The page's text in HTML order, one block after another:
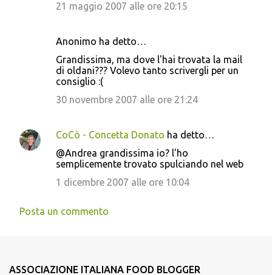
21 maggio 2007 alle ore 20:15
Anonimo ha detto…
Grandissima, ma dove l'hai trovata la mail
di oldani??? Volevo tanto scrivergli per un
consiglio :(
30 novembre 2007 alle ore 21:24
CoCò - Concetta Donato ha detto…
@Andrea grandissima io? l'ho
semplicemente trovato spulciando nel web
1 dicembre 2007 alle ore 10:04
Posta un commento
ASSOCIAZIONE ITALIANA FOOD BLOGGER